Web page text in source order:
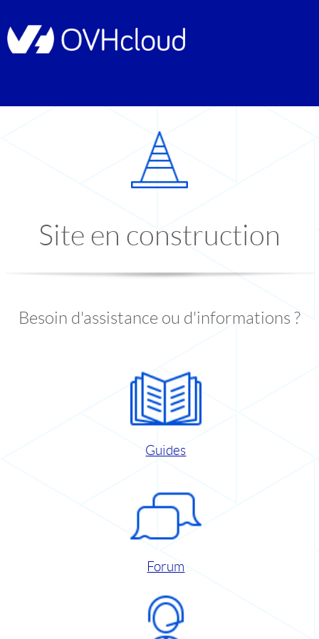
Site en construction
Besoin d'assistance ou d'informations ?
Guides
Forum